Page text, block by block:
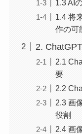
1.3 AI
1.4 将
作の可
2.
2.1
要
2.2
2.3 画
役割
2.4 画